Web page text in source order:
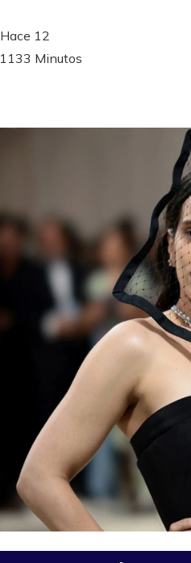
Hace 12
1133 Minutos